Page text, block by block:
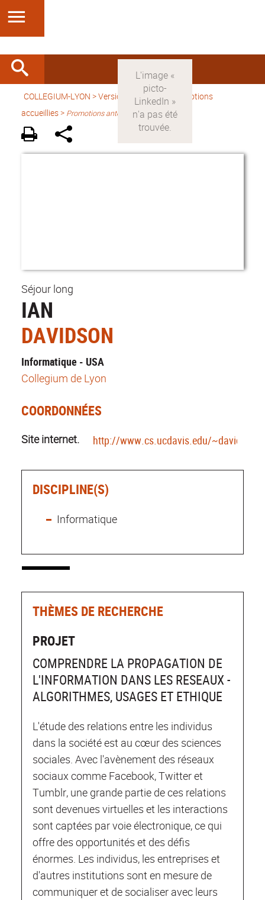
COLLEGIUM-LYON >Version française> Promotions
accueillies > Promotions antérieures
Séjour long
IAN
DAVIDSON
Informatique - USA
Collegium de Lyon
COORDONNÉES
Site internet. http://www.cs.ucdavis.edu/~davidson
DISCIPLINE(S)
Informatique
THÈMES DE RECHERCHE
PROJET
COMPRENDRE LA PROPAGATION DE
L'INFORMATION DANS LES RESEAUX -
ALGORITHMES, USAGES ET ETHIQUE
L'étude des relations entre les individus
dans la société est au cœur des sciences
sociales. Avec l'avènement des réseaux
sociaux comme Facebook, Twitter et
Tumblr, une grande partie de ces relations
sont devenues virtuelles et les interactions
sont captées par voie électronique, ce qui
offre des opportunités et des défis
énormes. Les individus, les entreprises et
d'autres institutions sont en mesure de
communiquer et de socialiser avec leurs